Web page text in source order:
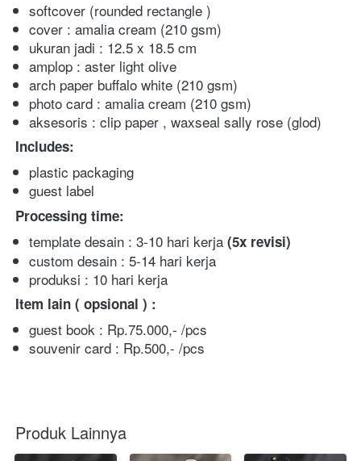
softcover (rounded rectangle )
cover : amalia cream (210 gsm)
ukuran jadi : 12.5 x 18.5 cm
amplop : aster light olive
arch paper buffalo white (210 gsm)
photo card : amalia cream (210 gsm)
aksesoris : clip paper , waxseal sally rose (glod)
Includes:
plastic packaging
guest label
Processing time:
template desain : 3-10 hari kerja (5x revisi)
custom desain : 5-14 hari kerja
produksi : 10 hari kerja
Item lain ( opsional ) :
guest book : Rp.75.000,- /pcs
souvenir card : Rp.500,- /pcs
Produk Lainnya